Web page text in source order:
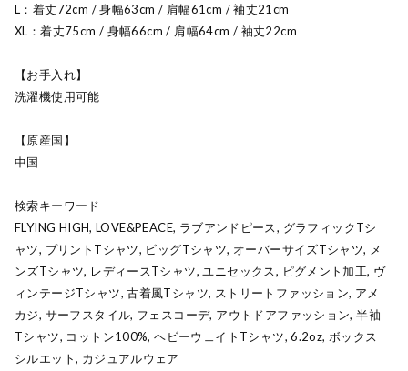
L：着丈72cm / 身幅63cm / 肩幅61cm / 袖丈21cm
XL：着丈75cm / 身幅66cm / 肩幅64cm / 袖丈22cm
【お手入れ】
洗濯機使用可能
【原産国】
中国
検索キーワード
FLYING HIGH, LOVE&PEACE, ラブアンドピース, グラフィックTシ
ャツ, プリントTシャツ, ビッグTシャツ, オーバーサイズTシャツ, メ
ンズTシャツ, レディースTシャツ, ユニセックス, ピグメント加工, ヴ
ィンテージTシャツ, 古着風Tシャツ, ストリートファッション, アメ
カジ, サーフスタイル, フェスコーデ, アウトドアファッション, 半袖
Tシャツ, コットン100%, ヘビーウェイトTシャツ, 6.2oz, ボックス
シルエット, カジュアルウェア